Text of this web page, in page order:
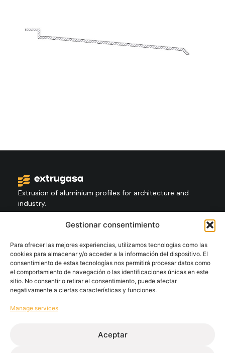
Gestionar consentimiento
Para ofrecer las mejores experiencias, utilizamos tecnologías como las
cookies para almacenar y/o acceder a la información del dispositivo. El
consentimiento de estas tecnologías nos permitirá procesar datos como
el comportamiento de navegación o las identificaciones únicas en este
sitio. No consentir o retirar el consentimiento, puede afectar
negativamente a ciertas características y funciones.
Manage services
Aceptar
Extrusion of aluminium profiles for architecture and
industry.
+34 986 564 009
Follow
ExtrugasaIndustry